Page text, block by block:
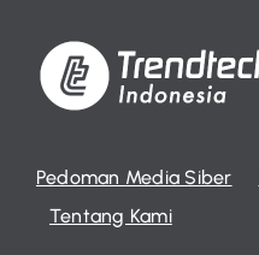
Pedoman Media Siber
Tentang Kami